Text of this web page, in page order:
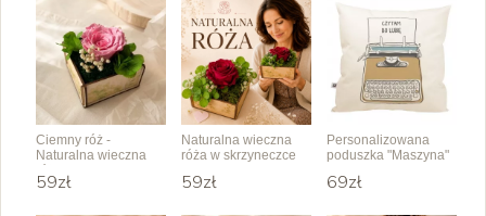
Ciemny róż -
Naturalna wieczna
59zł
Naturalna wieczna
róża w skrzyneczce
59zł
Personalizowana
poduszka "Maszyna"
69zł